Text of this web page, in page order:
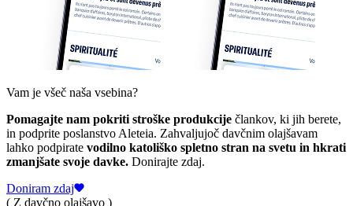
Vam je všeč naša vsebina?
Pomagajte nam pokriti stroške produkcije člankov, ki jih berete,
in podprite poslanstvo Aleteia. Zahvaljujoč davčnim olajšavam
lahko podpirate vodilno katoliško spletno stran na svetu in hkrati
zmanjšate svoje davke. Donirajte zdaj.
Doniram zdaj
( Z davčno olajšavo )